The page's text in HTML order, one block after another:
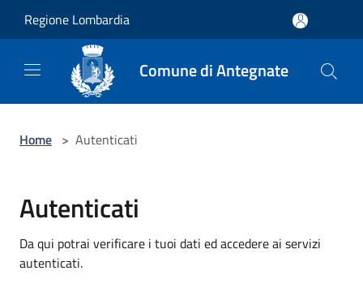
Regione Lombardia
Comune di Antegnate
Home > Autenticati
Autenticati
Da qui potrai verificare i tuoi dati ed accedere ai servizi
autenticati.